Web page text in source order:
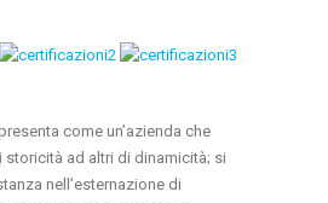
come un’azienda che
storicità ad altri di dinamicità; si
nell’esternazione di